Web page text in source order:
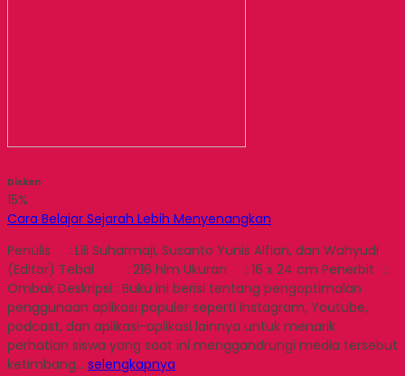
Diskon
15%
Cara Belajar Sejarah Lebih Menyenangkan
Penulis : Lili Suharmaji, Susanto Yunis Alfian, dan Wahyudi
(Editor) Tebal : 216 hlm Ukuran : 16 x 24 cm Penerbit :
Ombak Deskripsi : Buku ini berisi tentang pengoptimalan
penggunaan aplikasi populer seperti Instagram, Youtube,
podcast, dan aplikasi-aplikasi lainnya untuk menarik
perhatian siswa yang saat ini menggandrungi media tersebut
ketimbang… selengkapnya